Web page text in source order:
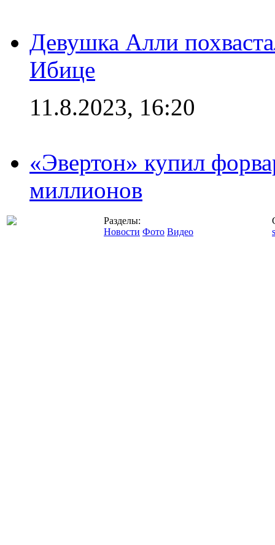
Девушка Алли
Ибице
11.8.2023, 16:20
«Эвертон» купил
миллионов
Разделы:
Новости Фото Видео